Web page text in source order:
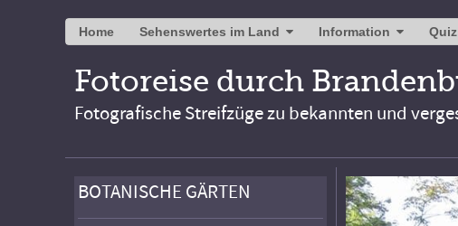
Home Sehenswertes im Land Information Quiz
Fotoreise durch
Fotografische Streifzüge zu bekannten und
BOTANISCHE GÄRTEN